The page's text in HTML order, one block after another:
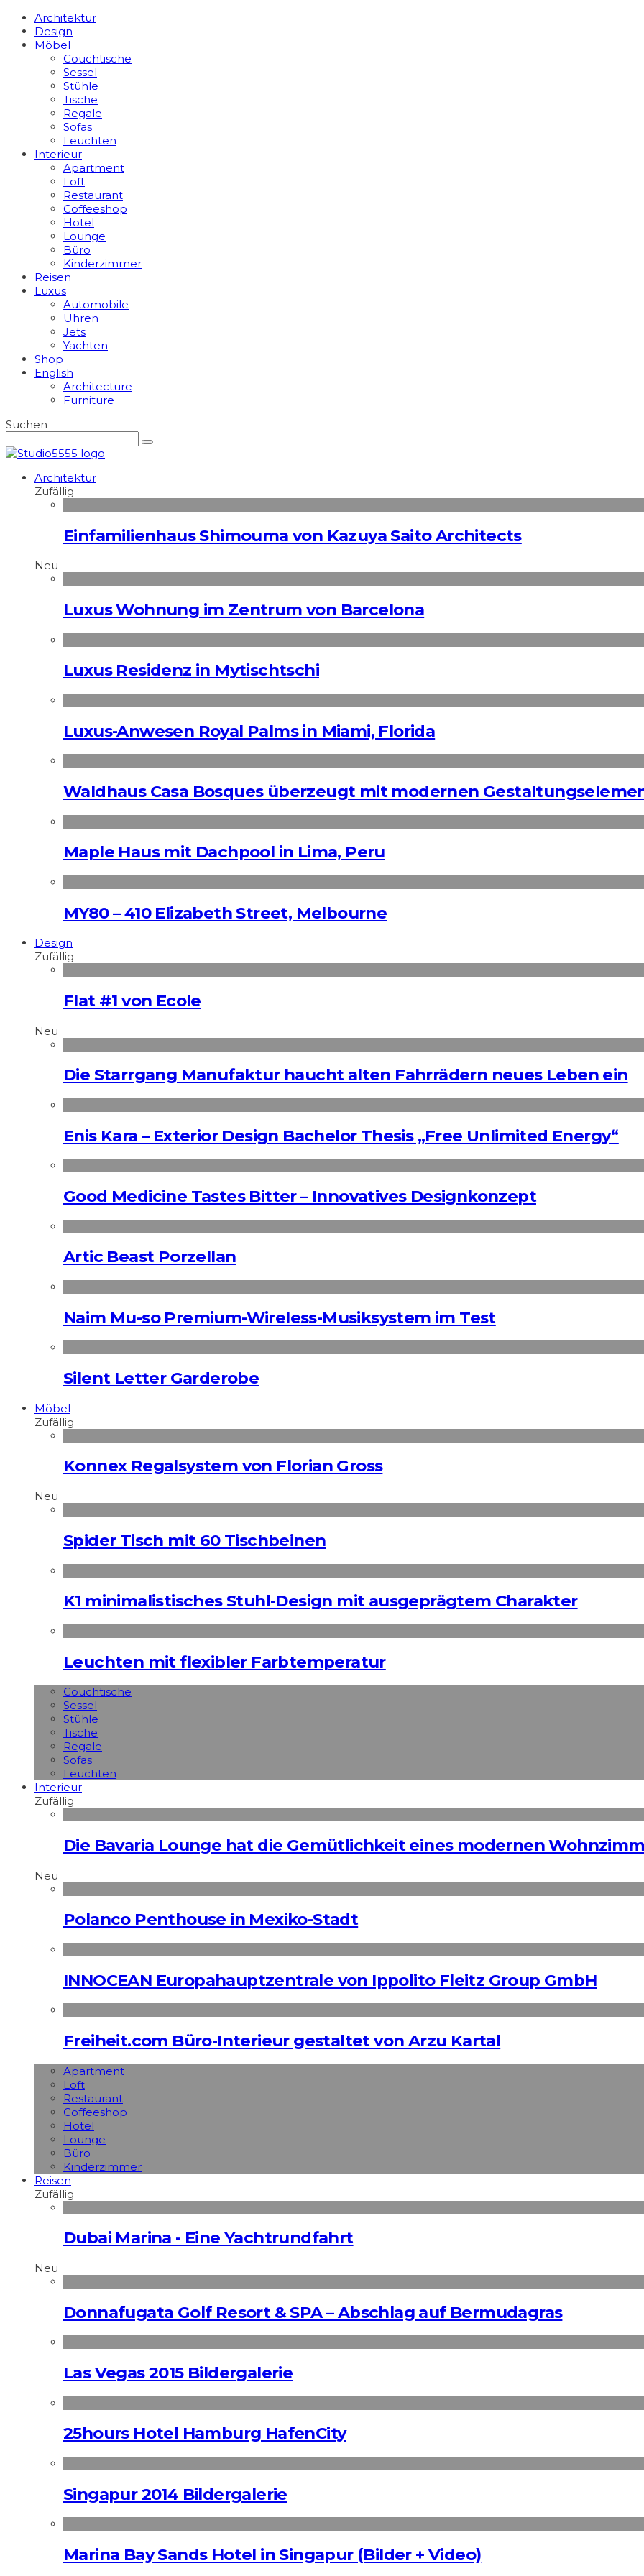
Architektur
Design
Möbel
Couchtische
Sessel
Stühle
Tische
Regale
Sofas
Leuchten
Interieur
Apart­ment
Loft
Restaurant
Coffeeshop
Hotel
Lounge
Büro
Kinderzimmer
Reisen
Luxus
Automobile
Uhren
Jets
Yachten
Shop
English
Architecture
Furniture
Suchen
Architektur
Zufällig
Einfamilienhaus Shimouma von Kazuya Saito Architects
Neu
Luxus Wohnung im Zentrum von Barcelona
Luxus Residenz in Mytischtschi
Luxus-Anwesen Royal Palms in Miami, Florida
Waldhaus Casa Bosques überzeugt mit modernen
Maple Haus mit Dachpool in Lima, Peru
MY80 – 410 Elizabeth Street, Melbourne
Design
Zufällig
Flat #1 von Ecole
Neu
Die Starrgang Manufaktur haucht alten Fahrrädern neues Leben ein
Enis Kara – Exterior Design Bachelor Thesis „Free Unlimited Energy“
Good Medicine Tastes Bitter – Innovatives Designkonzept
Artic Beast Porzellan
Naim Mu-so Premium-Wireless-Musiksystem im Test
Silent Letter Garderobe
Möbel
Zufällig
Konnex Regalsystem von Florian Gross
Neu
Spider Tisch mit 60 Tischbeinen
K1 minimalistisches Stuhl-Design mit ausgeprägtem Charakter
Leuchten mit flexibler Farbtemperatur
Couchtische
Sessel
Stühle
Tische
Regale
Sofas
Leuchten
Interieur
Zufällig
Die Bavaria Lounge hat die Gemütlichkeit eines modernen
Neu
Polanco Penthouse in Mexiko-Stadt
INNOCEAN Europahauptzentrale von Ippolito Fleitz Group GmbH
Freiheit.com Büro-Interieur gestaltet von Arzu Kartal
Apart­ment
Loft
Restaurant
Coffeeshop
Hotel
Lounge
Büro
Kinderzimmer
Reisen
Zufällig
Dubai Marina - Eine Yachtrundfahrt
Neu
Donnafugata Golf Resort & SPA – Abschlag auf Bermudagras
Las Vegas 2015 Bildergalerie
25hours Hotel Hamburg HafenCity
Singapur 2014 Bildergalerie
Marina Bay Sands Hotel in Singapur (Bilder + Video)